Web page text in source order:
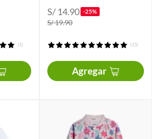
(1)
S/ 14.90 -25%
S/ 19.90
(15)
Agregar